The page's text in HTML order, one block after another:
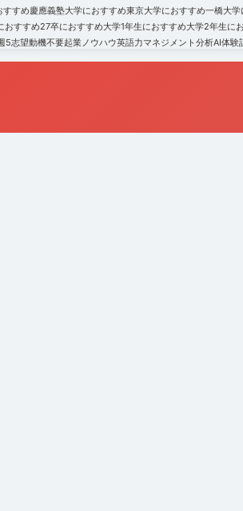
すすめ慶應義塾大学におすすめ東京大学におすすめ一橋大学
おすすめ27卒におすすめ大学1年生におすすめ大学2年生に
5志望動機不要起業ノウハウ英語力マネジメント分析AI体験